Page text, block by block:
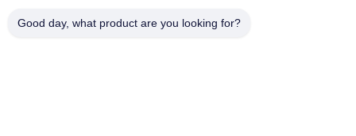
Machine d'essai
Good day, what product are you looking for?